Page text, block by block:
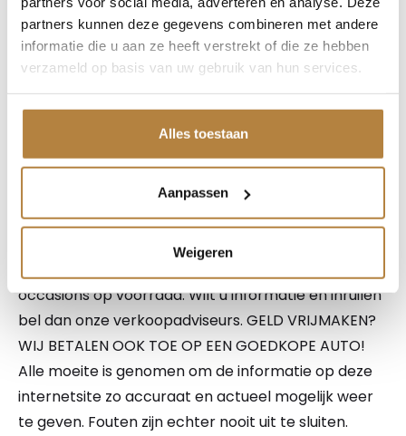
partners kunnen deze gegevens combineren met andere
informatie die u aan ze heeft verstrekt of die ze hebben
verzameld op basis van uw gebruik van hun services.
Alles toestaan
Aanpassen
Weigeren
afleverpakketten, dan weet u zeker dat u een auto
koopt waar zorg aan besteed is. Wij bieden u de
mogelijkheid te kiezen uit 2 afleverpakketten. En
wel of geen inruil. Vraag naar de mogelijkheden!
NATIONALE AUTOPAS EN ONDERHOUDSHISTORIE
AANWEZIG. Ook kunt u bij ons uw auto, caravan,
camper, motor of boot inruilen. Onze
openingstijden zijn van maandag tot en met vrijdag
van 8.00 uur tot 18.00 uur en zaterdag van 9.00 uur
tot 17.00 uur. 2 koopzondagen per maand. Kom
occasions op voorraad. Wilt u informatie en inruilen
bel dan onze verkoopadviseurs. GELD VRIJMAKEN?
WIJ BETALEN OOK TOE OP EEN GOEDKOPE AUTO!
Alle moeite is genomen om de informatie op deze
internetsite zo accuraat en actueel mogelijk weer
te geven. Fouten zijn echter nooit uit te sluiten.